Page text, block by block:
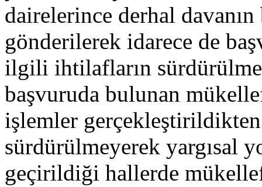
dairelerince derhal
gönderilerek idarece de
ilgili ihtilafların
başvuruda bulunan
işlemler
sürdürülmeyerek yargısal
geçirildiği hallerde